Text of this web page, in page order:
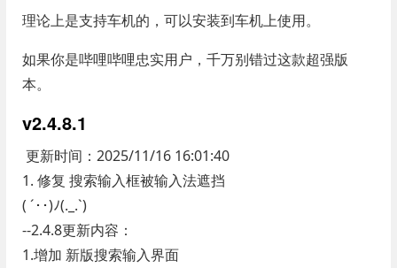
理论上是支持车机的，可以安装到车机上使用。
如果你是哔哩哔哩忠实用户，千万别错过这款超强版
本。
v2.4.8.1
更新时间：2025/11/16 16:01:40
1. 修复 搜索输入框被输入法遮挡
( ´･･)ﾉ(._.`)
--2.4.8更新内容：
1.增加 新版搜索输入界面